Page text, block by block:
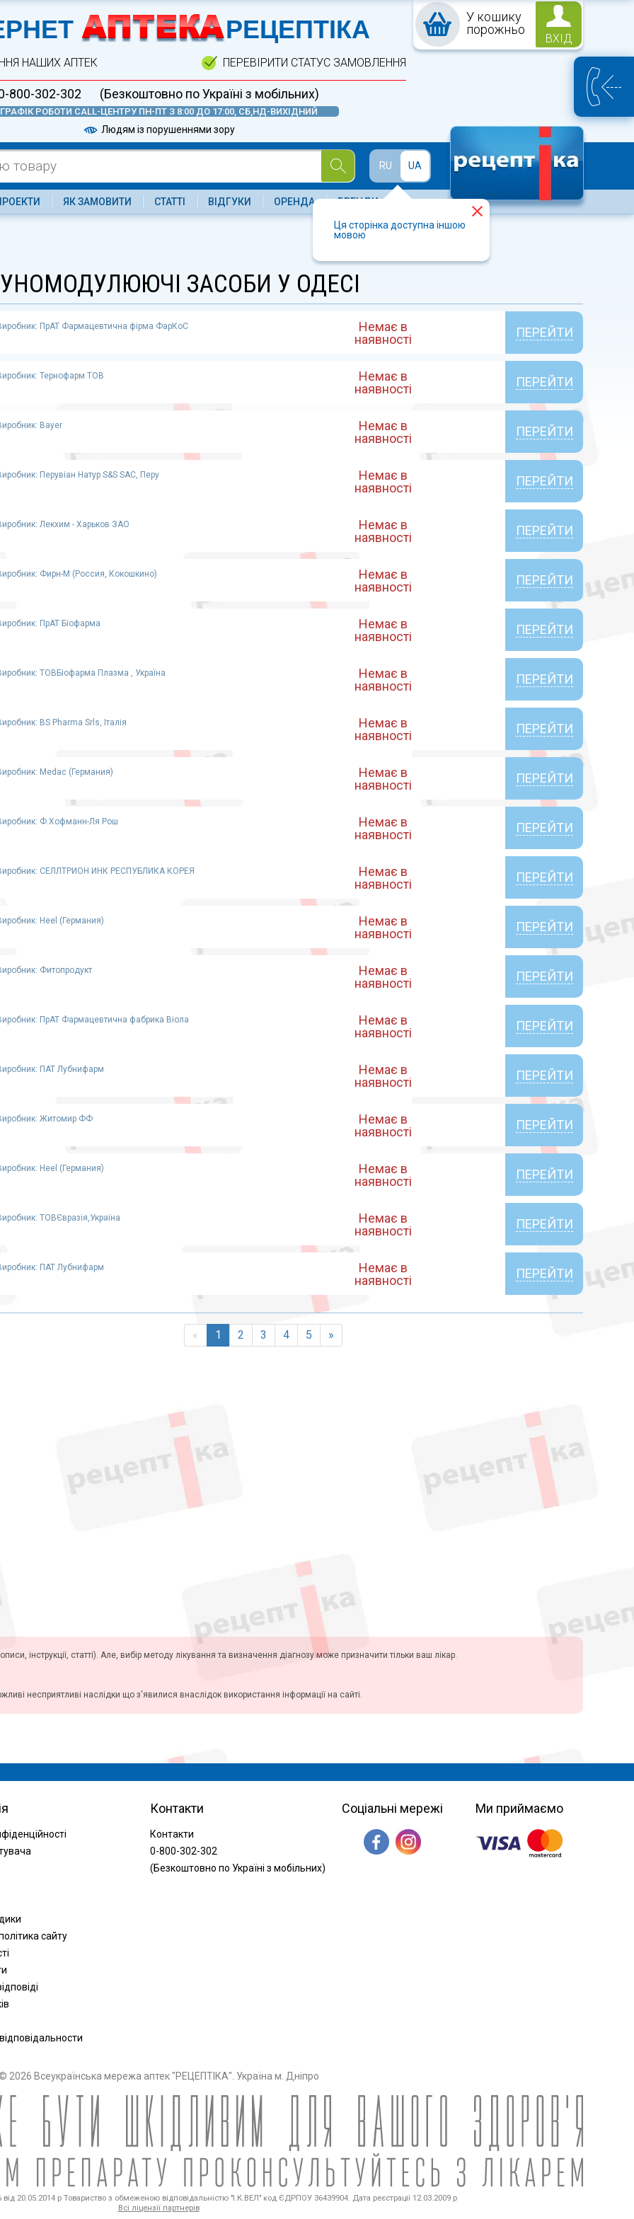
У кошику
порожньо
ВХІД
АПТЕКА
РЕЦЕПТІКА
НАШИХ АПТЕК ПЕРЕВІРИТИ СТАТУС ЗАМОВЛЕННЯ
800-302-302 (Безкоштовно по Україні з мобільних)
ГРАФІК РОБОТИ CALL-ЦЕНТРУ ПН-ПТ З 8:00 ДО 17:00, СБ,НД-ВИХІДНИЙ
Людям із порушеннями зору
RU UA
Ця сторінка доступна іншою
мовою
ЯК ЗАМОВИТИ СТАТТІ ВІДГУКИ ОРЕНДА БРЕНДИ
ЗАСОБИ У ОДЕСІ
ПрАТ Фармацевтична фірма ФарКоС
Немає в
наявності
ПЕРЕЙТИ
Тернофарм ТОВ
Немає в
наявності
ПЕРЕЙТИ
Bayer
Немає в
наявності
ПЕРЕЙТИ
Перувіан Натур S&S SAC, Перу
Немає в
наявності
ПЕРЕЙТИ
Лекхим - Харьков ЗАО
Немає в
наявності
ПЕРЕЙТИ
Фирн-М (Россия, Кокошкино)
Немає в
наявності
ПЕРЕЙТИ
ПрАТ Біофарма
Немає в
наявності
ПЕРЕЙТИ
ТОВБiофарма Плазма , Україна
Немає в
наявності
ПЕРЕЙТИ
BS Pharma Srls, Італія
Немає в
наявності
ПЕРЕЙТИ
Medac (Германия)
Немає в
наявності
ПЕРЕЙТИ
Ф.Хофманн-Ля Рош
Немає в
наявності
ПЕРЕЙТИ
СЕЛЛТРИОН ИНК РЕСПУБЛИКА КОРЕЯ
Немає в
наявності
ПЕРЕЙТИ
Heel (Германия)
Немає в
наявності
ПЕРЕЙТИ
Фитопродукт
Немає в
наявності
ПЕРЕЙТИ
ПрАТ Фармацевтична фабрика Віола
Немає в
наявності
ПЕРЕЙТИ
ПАТ Лубнифарм
Немає в
наявності
ПЕРЕЙТИ
Житомир ФФ
Немає в
наявності
ПЕРЕЙТИ
Heel (Германия)
Немає в
наявності
ПЕРЕЙТИ
ТОВЄвразія,Україна
Немає в
наявності
ПЕРЕЙТИ
ПАТ Лубнифарм
Немає в
наявності
ПЕРЕЙТИ
« 1 2 3 4 5 »
інструкції, статті). Але, вибір методу лікування та визначення діагнозу може призначити тільки ваш лікар.
несприятливі наслідки що з'явилися внаслідок використання інформації на сайті.
сайту
Контакти
Контакти
0-800-302-302
(Безкоштовно по Україні з мобільних)
Соціальні мережі Ми приймаємо
2026 Всеукраїнська мережа аптек "РЕЦЕПТІКА". Україна м. Дніпро
20.05.2014 р Товариство з обмеженою відповідальністю "І.К.ВЕЛ" код ЄДРПОУ 36439904. Дата реєстрації 12.03.2009 р
Всі ліцензії партнерів